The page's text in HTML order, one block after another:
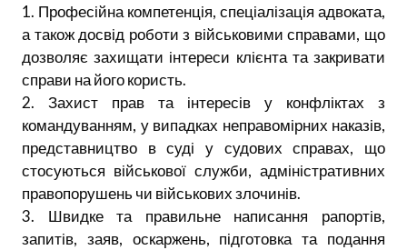
1. Професійна компетенція, спеціалізація адвоката,
а також досвід роботи з військовими справами, що
дозволяє захищати інтереси клієнта та закривати
справи на його користь.
2. Захист прав та інтересів у конфліктах з
командуванням, у випадках неправомірних наказів,
представництво в суді у судових справах, що
стосуються військової служби, адміністративних
правопорушень чи військових злочинів.
3. Швидке та правильне написання рапортів,
запитів, заяв, оскаржень, підготовка та подання